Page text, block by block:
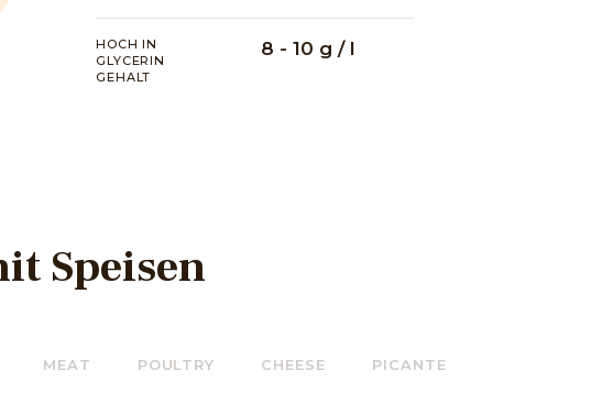
HOCH IN
GLYCERIN
GEHALT
8 - 10 g / l
Speisen
MEAT POULTRY CHEESE PICANTE